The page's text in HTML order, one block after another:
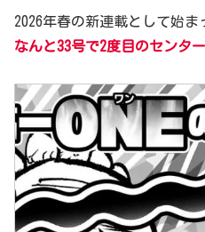
2026年春の新連載として始ま
なんと33号で2度目のセンタ